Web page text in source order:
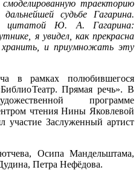
траекторию
судьбе Гагарина.
цитатой Ю. А. Гагарина:
я увидел, как прекрасна
и приумножать эту
в рамках полюбившегося
Прямая речь». В
программе
чтения Нины Яковлевой
участие Заслуженный артист
Осипа Мандельштама,
Петра Нефёдова.